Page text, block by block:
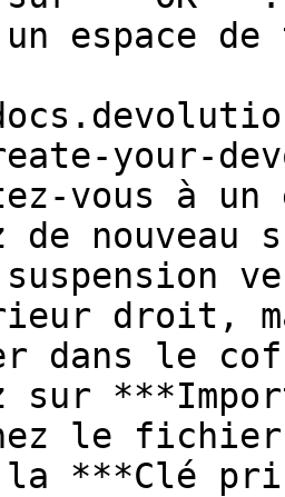
espace
your-
vous à
de
droit,
dans le
sur
le fichier
la ***Clé